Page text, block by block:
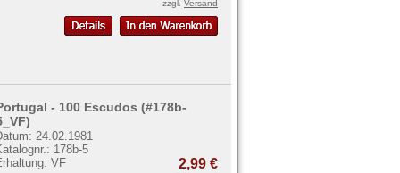
zzgl. Versand
- 100 Escudos (#178b-
24.02.1981
178b-5
VF
2,99 €